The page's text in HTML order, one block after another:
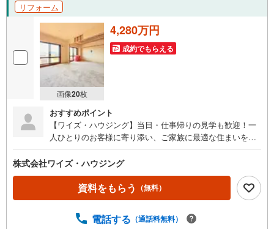
リフォーム
画像20枚
4,280万円
成約でもらえる
おすすめポイント
【ワイズ・ハウジング】当日・仕事帰りの見学も歓迎！一
人ひとりのお客様に寄り添い、ご家族に最適な住まいをご
約で、当日や仕事帰りの見学にも柔軟に対応いたします。
現地や店舗での待ち合わせ、最寄駅・周辺施設での合流、
ご自宅へのお迎えなど、ご希望の場所を指定いただけま
す。※鍵の手配が必要な場合や、居住中の物件は即日対応が
い。■ネット非公開情報もご紹介事前にご希望の「広さ・価
株式会社ワイズ・ハウジング
資料をもらう （無料）
電話する （通話料無料）